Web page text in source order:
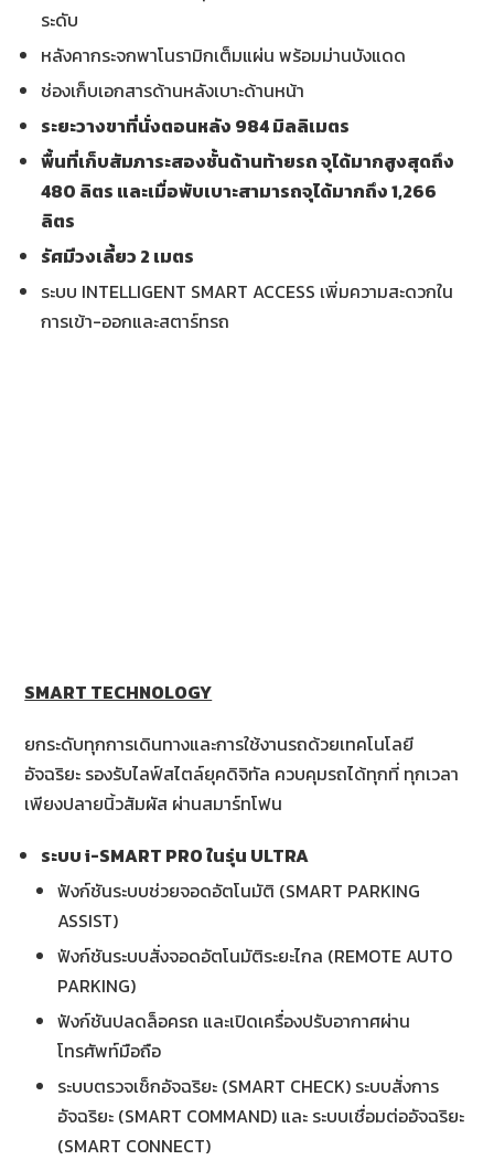
ระดับ
หลังคากระจกพาโนรามิกเต็มแผ่น พร้อมม่านบังแดด
ช่องเก็บเอกสารด้านหลังเบาะด้านหน้า
ระยะวางขาที่นั่งตอนหลัง 984 มิลลิเมตร
พื้นที่เก็บสัมภาระสองชั้นด้านท้ายรถ จุได้มากสูงสุดถึง
480 ลิตร และเมื่อพับเบาะสามารถจุได้มากถึง 1,266
ลิตร
รัศมีวงเลี้ยว 2 เมตร
ระบบ INTELLIGENT SMART ACCESS เพิ่มความสะดวกใน
การเข้า-ออกและสตาร์ทรถ
SMART TECHNOLOGY
ยกระดับทุกการเดินทางและการใช้งานรถด้วยเทคโนโลยี
อัจฉริยะ รองรับไลฟ์สไตล์ยุคดิจิทัล ควบคุมรถได้ทุกที่ ทุกเวลา
เพียงปลายนิ้วสัมผัส ผ่านสมาร์ทโฟน
ระบบi-SMART PRO ในรุ่น ULTRA
ฟังก์ชันระบบช่วยจอดอัตโนมัติ (SMART PARKING
ASSIST)
ฟังก์ชันระบบสั่งจอดอัตโนมัติระยะไกล (REMOTE AUTO
PARKING)
ฟังก์ชันปลดล็อครถ และเปิดเครื่องปรับอากาศผ่าน
โทรศัพท์มือถือ
ระบบตรวจเช็กอัจฉริยะ (SMART CHECK) ระบบสั่งการ
อัจฉริยะ (SMART COMMAND) และ ระบบเชื่อมต่ออัจฉริยะ
(SMART CONNECT)